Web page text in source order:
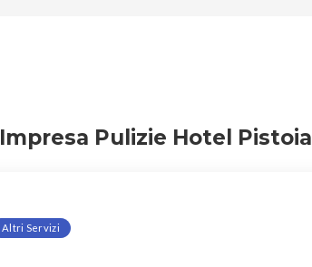
Impresa Pulizie Hotel Pistoia
Altri Servizi